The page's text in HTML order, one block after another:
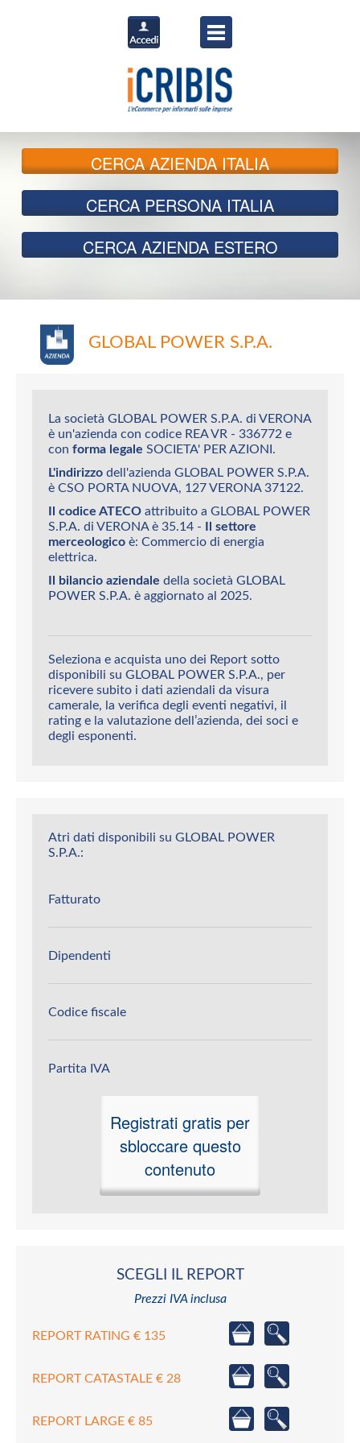
CERCAAZIENDA ITALIA
CERCA PERSONA ITALIA
CERCA AZIENDA ESTERO
GLOBAL POWER S.P.A.
La società GLOBAL POWER S.P.A. di VERONA
è un'azienda con codice REA VR - 336772 e
con forma legale SOCIETA' PER AZIONI.
L'indirizzo dell'azienda GLOBAL POWER S.P.A.
è CSO PORTA NUOVA, 127 VERONA 37122.
Il codice ATECO attribuito a GLOBAL POWER
S.P.A. di VERONA è 35.14 - Il settore
merceologico è: Commercio di energia
elettrica.
Il bilancio aziendale della società GLOBAL
POWER S.P.A. è aggiornato al 2025.
Seleziona e acquista uno dei Report sotto
disponibili su GLOBAL POWER S.P.A., per
ricevere subito i dati aziendali da visura
camerale, la verifica degli eventi negativi, il
rating e la valutazione dell’azienda, dei soci e
degli esponenti.
Atri dati disponibili su GLOBAL POWER
S.P.A.:
Fatturato
Dipendenti
Codice fiscale
Partita IVA
Registrati gratis per
sbloccare questo
contenuto
SCEGLI IL REPORT
Prezzi IVA inclusa
REPORT RATING € 135
REPORT CATASTALE € 28
REPORT LARGE € 85